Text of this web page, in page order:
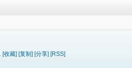
[收藏] [复制] [分享] [RSS]